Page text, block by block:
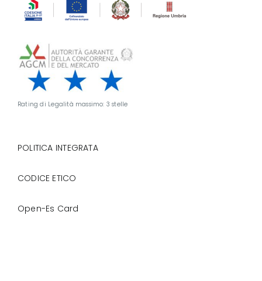
Rating di Legalità massimo: 3 stelle
POLITICA INTEGRATA
CODICE ETICO
Open-Es Card